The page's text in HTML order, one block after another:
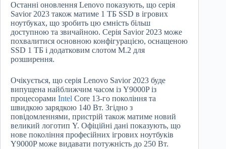
Останні оновлення Lenovo показують, що серія
Savior 2023 також матиме 1 ТБ SSD в ігрових
ноутбуках, що зробить цю ємність більш
доступною та звичайною. Серія Savior 2023 може
похвалитися основною конфігурацією, оснащеною
SSD 1 ТБ і додатковим слотом M.2 для
розширення.
Очікується, що серія Lenovo Savior 2023 буде
випущена найближчим часом із Y9000P із
процесорами Intel Core 13-го покоління та
швидкою зарядкою 140 Вт. Згідно з
повідомленнями, пристрій також матиме новий
великий логотип Y. Офіційні дані показують, що
нове покоління професійних ігрових ноутбуків
Y9000P може видавати потужність до 250 Вт.